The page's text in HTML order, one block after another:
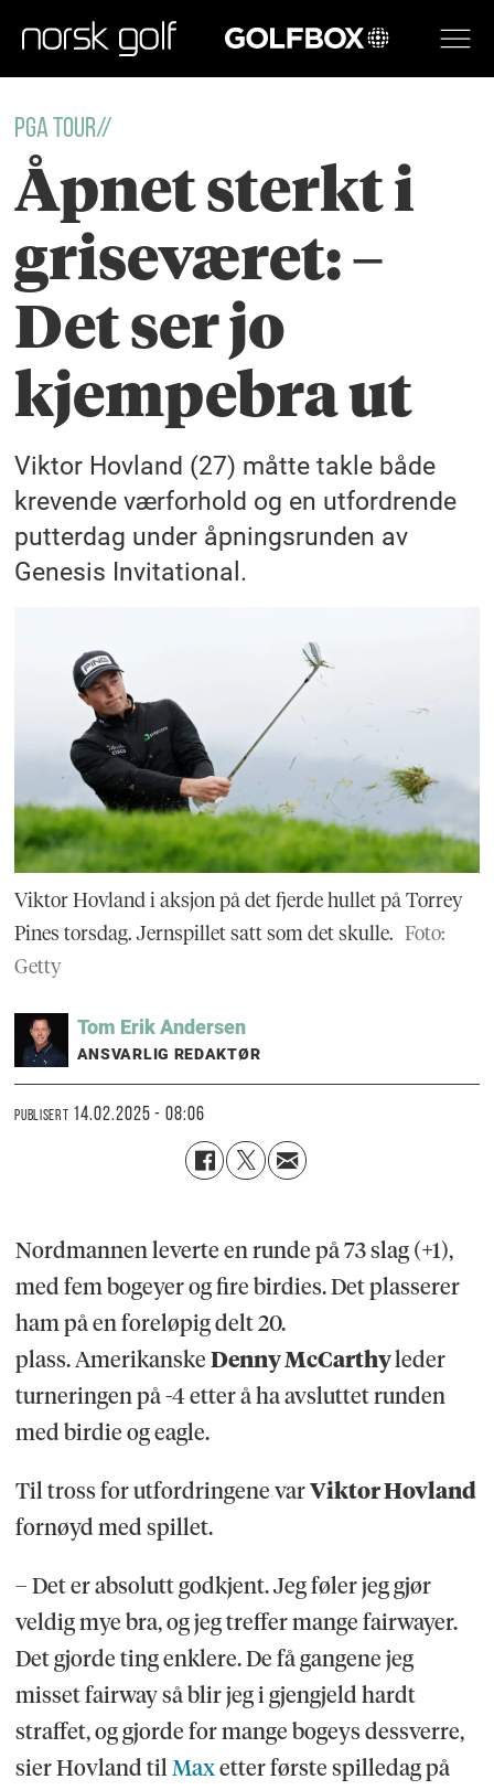
GOLFBOX
PGA TOUR//
Åpnet sterkt i
griseværet: –
Det ser jo
kjempebra ut
Viktor Hovland (27) måtte takle både
krevende værforhold og en utfordrende
putterdag under åpningsrunden av
Genesis Invitational.
Viktor Hovland i aksjon på det fjerde hullet på Torrey
Pines torsdag. Jernspillet satt som det skulle. Foto:
Getty
Tom Erik Andersen
ANSVARLIG REDAKTØR
PUBLISERT 14.02.2025 - 08:06
Nordmannen leverte en runde på 73 slag (+1),
med fem bogeyer og fire birdies. Det plasserer
ham på en foreløpig delt 20.
plass. Amerikanske Denny McCarthyleder
turneringen på -4 etter å ha avsluttet runden
med birdie og eagle.
Til tross for utfordringene varViktor Hovland
fornøyd med spillet.
– Det er absolutt godkjent. Jeg føler jeg gjør
veldig mye bra, og jeg treffer mange fairwayer.
Det gjorde ting enklere. De få gangene jeg
misset fairway så blir jeg i gjengjeld hardt
straffet, og gjorde for mange bogeys dessverre,
sier Hovland tilMaxetter første spilledag på